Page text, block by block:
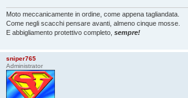
Moto meccanicamente in ordine, come appena tagliandata.
Come negli scacchi pensare avanti, almeno cinque mosse.
E abbigliamento protettivo completo, sempre!
sniper765
Administrator